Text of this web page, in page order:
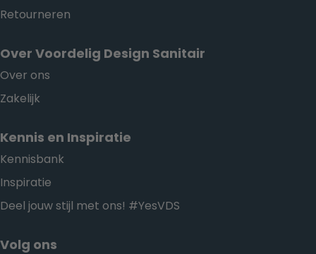
Retourneren
Over Voordelig Design Sanitair
Over ons
Zakelijk
Kennis en Inspiratie
Kennisbank
Inspiratie
Deel jouw stijl met ons! #YesVDS
Volg ons